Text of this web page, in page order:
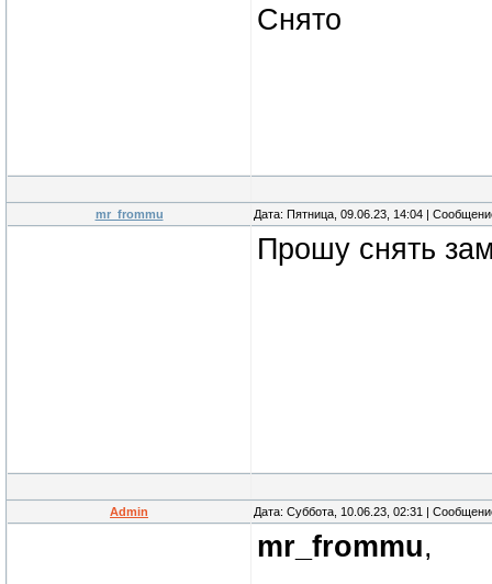
Снято
mr_frommu Дата: Пятница, 09.06.23, 14:04 |
Прошу снять
Admin Дата: Суббота, 10.06.23, 02:31 |
mr_frommu,